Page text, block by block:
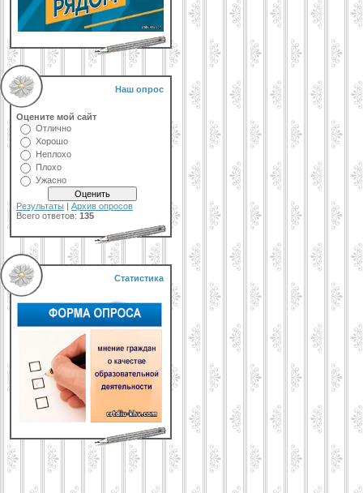
Наш опрос
Оцените мой сайт
Отлично
Хорошо
Неплохо
Плохо
Ужасно
Результаты | Архив опросов
Всего ответов: 135
Статистика